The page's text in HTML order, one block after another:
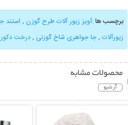
برچسب ها:آویز زیور آلات طرح گوزن , استند
زيور‌آلات ,جا جواهری شاخ گوزنی ,درخت
محصولات مشابه
آرشیو